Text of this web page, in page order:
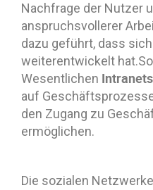
Nachfrage der Nutzer
anspruchsvollerer
dazu geführt, dass
weiterentwickelt
Wesentlichen Intranets
auf
den Zugang zu
ermöglichen.
Die sozialen